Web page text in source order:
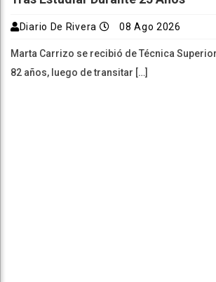
Diario De Rivera 08 Ago 2026
Marta Carrizo se recibió de Técnica
82 años, luego de transitar […]